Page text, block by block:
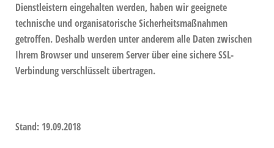
Dienstleistern eingehalten werden, haben wir geeignete
technische und organisatorische Sicherheitsmaßnahmen
getroffen. Deshalb werden unter anderem alle Daten zwischen
Ihrem Browser und unserem Server über eine sichere SSL-
Verbindung verschlüsselt übertragen.
Stand: 19.09.2018